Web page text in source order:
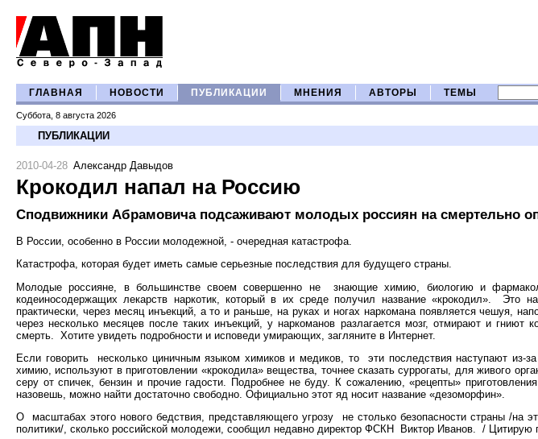
ГЛАВНАЯ НОВОСТИ ПУБЛИКАЦИИ МНЕНИЯ АВТОРЫ ТЕМЫ
Суббота, 8 августа 2026
ПУБЛИКАЦИИ
2010-04-28 Александр Давыдов
Крокодил напал на Россию
Сподвижники Абрамовича подсаживают молодых россиян на смертельно
В России, особенно в России молодежной, - очередная катастрофа.
Катастрофа, которая будет иметь самые серьезные последствия для будущего страны.
Молодые россияне, в большинстве своем совершенно не
знающие химию, биологию и
кодеиносодержащих лекарств наркотик, который в их среде получил название «крокодил».
Это
практически, через месяц инъекций, а то и раньше, на руках и ногах наркомана появляется чешуя,
через несколько месяцев после таких инъекций, у наркоманов разлагается мозг, отмирают и гниют
смерть.
Хотите увидеть подробности и исповеди умирающих, загляните в Интернет.
Если говорить
несколько циничным языком химиков и медиков, то
эти последствия наступают из-
химию, используют в приготовлении «крокодила» вещества, точнее сказать суррогаты, для живого
серу от спичек, бензин и прочие гадости. Подробнее не буду. К сожалению, «рецепты»
назовешь, можно найти достаточно свободно. Официально этот яд носит название «дезоморфин».
О
масштабах этого нового бедствия, представляющего угрозу
не столько безопасности страны /на
политики/, сколько российской молодежи, сообщил недавно директор ФСКН
Виктор Иванов. / Цитирую